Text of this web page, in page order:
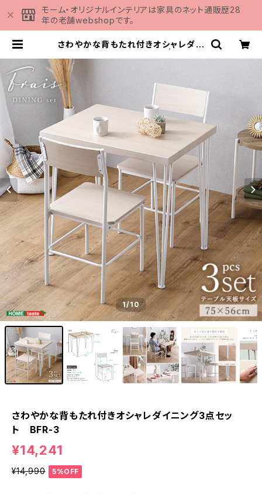
モーム・オリジナルインテリアは家具のネット通販歴28
年の老舗webshopです。
さわやかな背もたれ付きオシャレダイ
1/10
さわやかな背もたれ付きオシャレダイニング3点セッ
ト BFR-3
¥14,241
¥14,990 5%OFF